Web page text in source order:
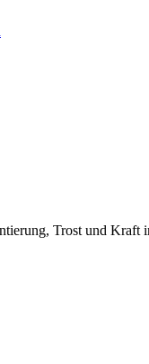
Trost und Kraft